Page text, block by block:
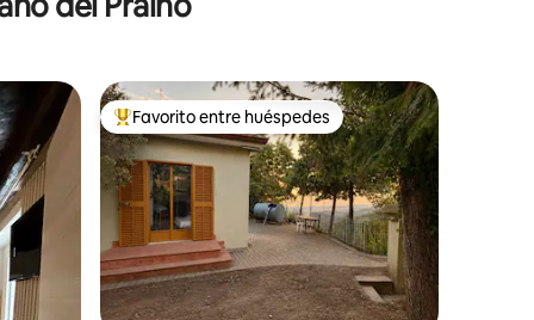
Favorito entre huéspedes preferido
Favorito entre huéspedes